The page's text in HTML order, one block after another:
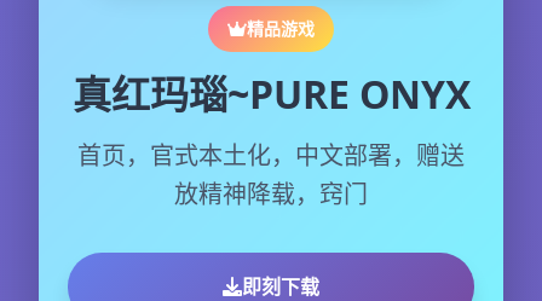
精品游戏
真红玛瑙~PURE ONYX
首页，官式本土化，中文部署，赠送
放精神降载，窍门
即刻下载